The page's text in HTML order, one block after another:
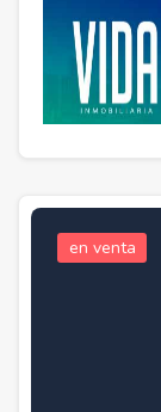
en venta